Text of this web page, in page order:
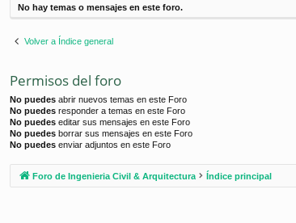
d
os
No hay temas o mensajes en este foro.
Volver a Índice general
Permisos del foro
No puedes abrir nuevos temas en este Foro
No puedes responder a temas en este Foro
No puedes editar sus mensajes en este Foro
No puedes borrar sus mensajes en este Foro
No puedes enviar adjuntos en este Foro
Foro de Ingenieria Civil & Arquitectura Índice principal